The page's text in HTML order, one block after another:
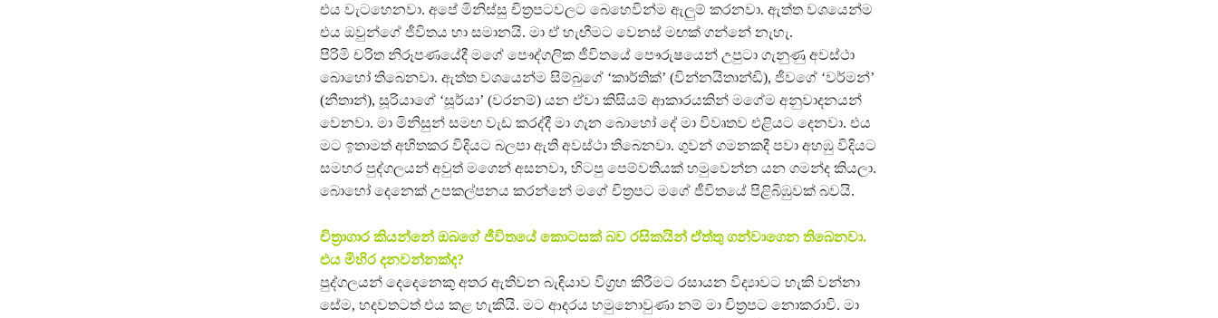
එය වැටහෙනවා. අපේ මිනිස්සු චිත්‍රපටවලට බෙහෙවින්ම ඇලුම් කරනවා. ඇත්ත වශයෙන්ම
එය ඔවුන්ගේ ජීවිතය හා සමානයි. මා ඒ හැඟීමට වෙනස් මඟක් ගන්නේ නැහැ.
පිරිමි චරිත නිරූපණයේදී මගේ පෞද්ගලික ජීවිතයේ පෞරුෂයෙන් උපුටා ගැනුණු අවස්ථා
බොහෝ තිබෙනවා. ඇත්ත වශයෙන්ම සිම්බුගේ ‘කාර්තික්’ (වින්නයිතාන්ඩි), ජීවගේ ‘වර්මන්’
(නීතාන්), සූරියාගේ ‘සූර්යා’ (වරනම්) යන ඒවා කිසියම් ආකාරයකින් මගේම අනුවාදනයන්
වෙනවා. මා මිනිසුන් සමඟ වැඩ කරද්දී මා ගැන බොහෝ දේ මා විවෘතව එළියට දෙනවා. එය
මට ඉතාමත් අහිතකර විදියට බලපා ඇති අවස්ථා තිබෙනවා. ගුවන් ගමනකදී පවා අහඹු විදියට
සමහර පුද්ගලයන් අවුත් මගෙන් අසනවා, හිටපු පෙම්වතියක් හමුවෙන්න යන ගමන්ද කියලා.
බොහෝ දෙනෙක් උපකල්පනය කරන්නේ මගේ චිත්‍රපට මගේ ජීවිතයේ පිළිබිඹුවක් බවයි.
චිත්‍රාගාර කියන්නේ ඔබගේ ජීවිතයේ කොටසක් බව රසිකයින් ඒත්තු ගන්වාගෙන තිබෙනවා.
එය මිහිර දනවන්නක්ද?
පුද්ගලයන් දෙදෙනෙකු අතර ඇතිවන බැඳියාව විග්‍රහ කිරීමට රසායන විද්‍යාවට හැකි වන්නා
සේම, හදවතටත් එය කළ හැකියි. මට ආදරය හමුනොවුණා නම් මා චිත්‍රපට නොකරාවි. මා